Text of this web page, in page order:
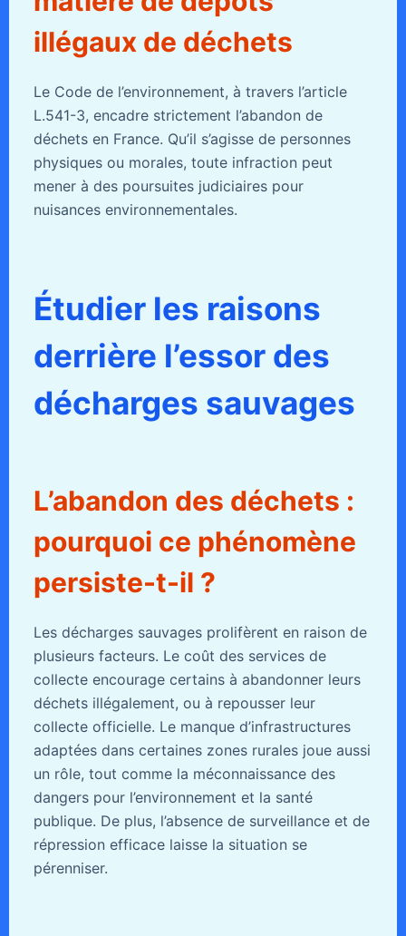
illégaux de déchets
Le Code de l’environnement, à travers l’article
L.541-3, encadre strictement l’abandon de
déchets en France. Qu’il s’agisse de personnes
physiques ou morales, toute infraction peut
mener à des poursuites judiciaires pour
nuisances environnementales.
Étudier les raisons
derrière l’essor des
décharges sauvages
L’abandon des déchets :
pourquoi ce phénomène
persiste-t-il ?
Les décharges sauvages prolifèrent en raison de
plusieurs facteurs. Le coût des services de
collecte encourage certains à abandonner leurs
déchets illégalement, ou à repousser leur
collecte officielle. Le manque d’infrastructures
adaptées dans certaines zones rurales joue aussi
un rôle, tout comme la méconnaissance des
dangers pour l’environnement et la santé
publique. De plus, l’absence de surveillance et de
répression efficace laisse la situation se
pérenniser.